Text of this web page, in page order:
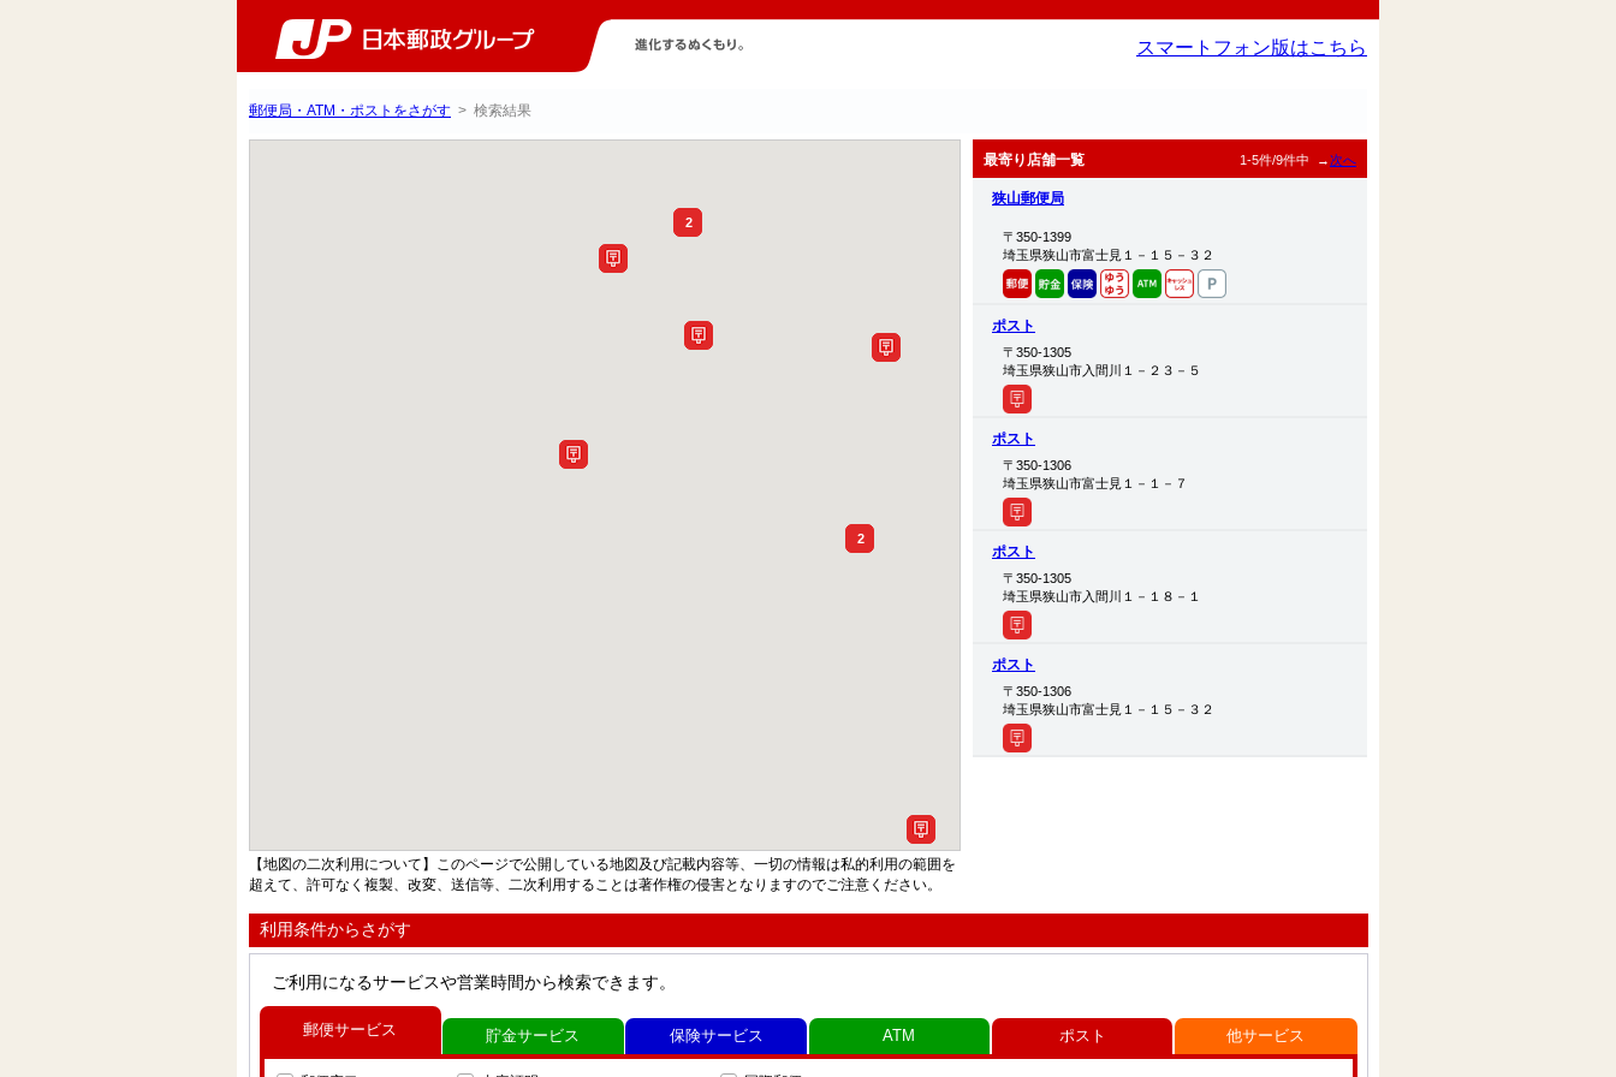
スマートフォン版はこちら
郵便局・ATM・ポストをさがす > 検索結果
最寄り店舗一覧 1-5件/9件中 →次へ
狭山郵便局
〒350-1399
埼玉県狭山市富士見１－１５－３２
ポスト
〒350-1305
埼玉県狭山市入間川１－２３－５
ポスト
〒350-1306
埼玉県狭山市富士見１－１－７
ポスト
〒350-1305
埼玉県狭山市入間川１－１８－１
ポスト
〒350-1306
埼玉県狭山市富士見１－１５－３２
2
2
【地図の二次利用について】このページで公開している地図及び記載内容等、一切の情報は私的利用の範囲を
超えて、許可なく複製、改変、送信等、二次利用することは著作権の侵害となりますのでご注意ください。
利用条件からさがす
ご利用になるサービスや営業時間から検索できます。
郵便サービス 貯金サービス 保険サービス ATM ポスト 他サービス